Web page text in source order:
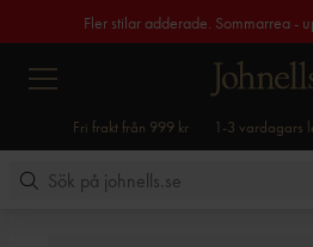
Fler stilar adderade. Sommarrea -
Fri frakt från 999 kr 1-3 vardagars